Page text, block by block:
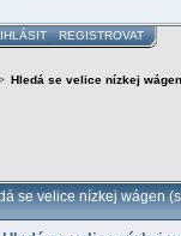
REGISTROVAT
Hledá se velice nízkej
se velice nízkej wágen